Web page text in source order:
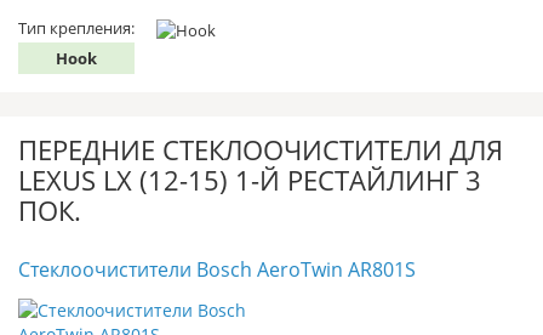
Тип крепления:
Hook
ПЕРЕДНИЕ СТЕКЛООЧИСТИТЕЛИ ДЛЯ
LEXUS LX (12-15) 1-Й РЕСТАЙЛИНГ 3
ПОК.
Стеклоочистители Bosch AeroTwin AR801S